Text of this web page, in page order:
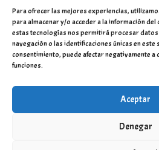
Para ofrecer las mejores experiencias,
para almacenar y/o acceder a la información
estas tecnologías nos permitirá procesar
navegación o las identificaciones únicas en
consentimiento, puede afectar negativamente
funciones.
Aceptar
Denegar